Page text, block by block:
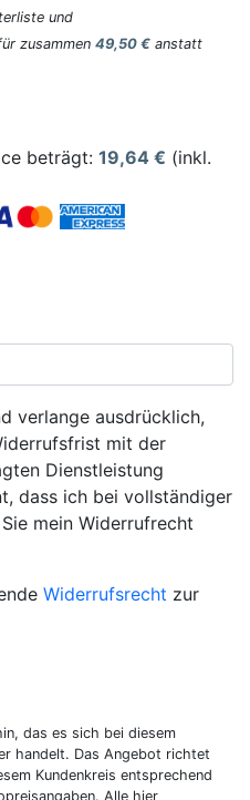
und
zusammen 49,50 € anstatt
beträgt: 19,64 € (inkl.
verlange ausdrücklich,
mit der
Dienstleistung
dass ich bei vollständiger
mein Widerrufrecht
Widerrufsrecht zur
das es sich bei diesem
handelt. Das Angebot richtet
Kundenkreis entsprechend
Alle hier